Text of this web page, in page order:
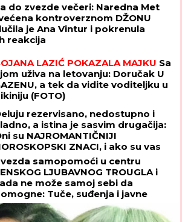
do zvezde večeri: Naredna Met
kontroverznom DŽONU
je Ana Vintur i pokrenula
reakcija
LAZIĆ POKAZALA MAJKU Sa
uživa na letovanju: Doručak U
a tek da vidite voditeljku u
(FOTO)
rezervisano, nedostupno i
a istina je sasvim drugačija:
su NAJROMANTIČNIJI
ZNACI, i ako su vas
- pravi ste SREĆNIK!
samopomoći u centru
LJUBAVNOG TROUGLA i
ne može samoj sebi da
Tuče, suđenja i javne
pretvorile karijeru iz snova
PETPARAČKU SAPUNICU